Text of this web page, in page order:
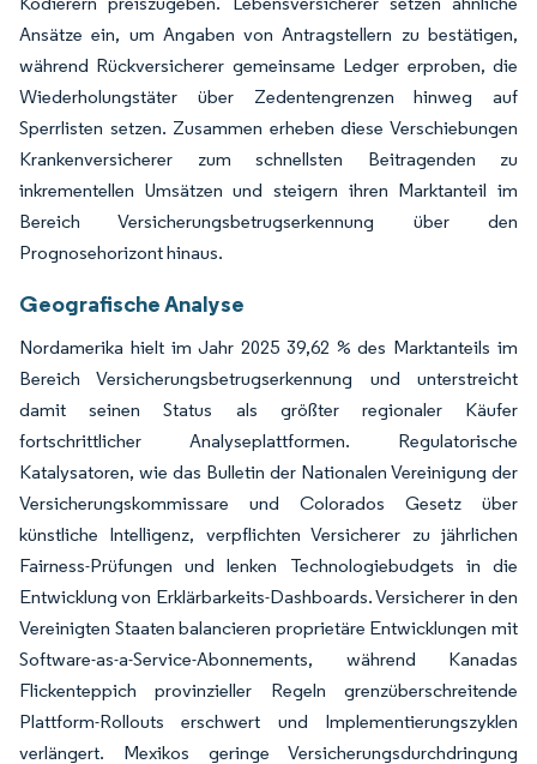
Ansätze ein, um Angaben von Antragstellern zu bestätigen,
während Rückversicherer gemeinsame Ledger erproben, die
Wiederholungstäter über Zedentengrenzen hinweg auf
Sperrlisten setzen. Zusammen erheben diese Verschiebungen
Krankenversicherer zum schnellsten Beitragenden zu
inkrementellen Umsätzen und steigern ihren Marktanteil im
Bereich Versicherungsbetrugserkennung über den
Prognosehorizont hinaus.
Geografische Analyse
Nordamerika hielt im Jahr 2025 39,62 % des Marktanteils im
Bereich Versicherungsbetrugserkennung und unterstreicht
damit seinen Status als größter regionaler Käufer
fortschrittlicher Analyseplattformen. Regulatorische
Katalysatoren, wie das Bulletin der Nationalen Vereinigung der
Versicherungskommissare und Colorados Gesetz über
künstliche Intelligenz, verpflichten Versicherer zu jährlichen
Fairness-Prüfungen und lenken Technologiebudgets in die
Entwicklung von Erklärbarkeits-Dashboards. Versicherer in den
Vereinigten Staaten balancieren proprietäre Entwicklungen mit
Software-as-a-Service-Abonnements, während Kanadas
Flickenteppich provinzieller Regeln grenzüberschreitende
Plattform-Rollouts erschwert und Implementierungszyklen
verlängert. Mexikos geringe Versicherungsdurchdringung